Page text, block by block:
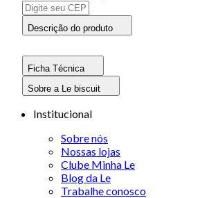
Descrição do produto
Ficha Técnica
Sobre a Le biscuit
Institucional
Sobre nós
Nossas lojas
Clube Minha Le
Blog da Le
Trabalhe conosco